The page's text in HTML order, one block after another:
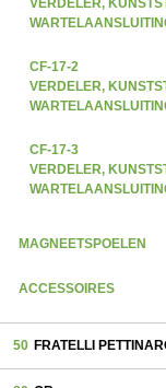
VERDELER,
CF-17-2
VERDELER,
CF-17-3
VERDELER,
MAGNEETSPOELEN
ACCESSOIRES
50 FRATELLI